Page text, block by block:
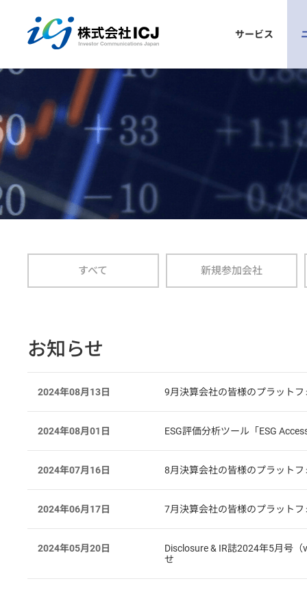
サービス
議決権電子行使プラットフォーム
プラットフォームとは？
参加メリット
安全性
参加発行会社の声
よくあるご質問
ごあいさつ
すべて 新規参加会社
お知らせ
2024年08月13日 9月決算会社の皆様のプラット
2024年08月01日 ESG評価分析ツール「ESG
2024年07月16日 8月決算会社の皆様のプラット
2024年06月17日 7月決算会社の皆様のプラット
2024年05月20日
Disclosure & IR誌2024年5月号
せ